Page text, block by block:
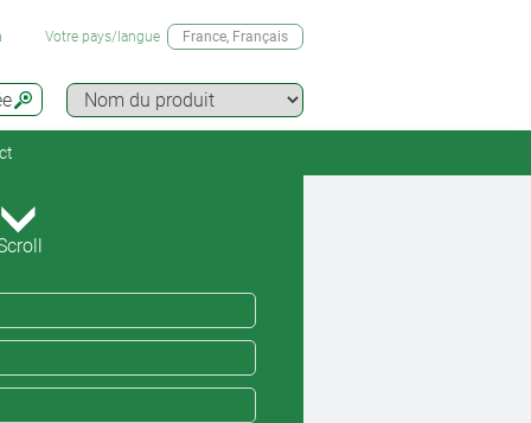
Votre pays/langue France, Français